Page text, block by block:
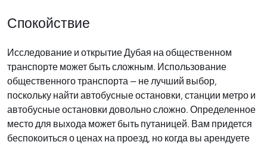
Спокойствие
Исследование и открытие Дубая на общественном
транспорте может быть сложным. Использование
общественного транспорта — не лучший выбор,
поскольку найти автобусные остановки, станции метро и
автобусные остановки довольно сложно. Определенное
место для выхода может быть путаницей. Вам придется
беспокоиться о ценах на проезд, но когда вы арендуете